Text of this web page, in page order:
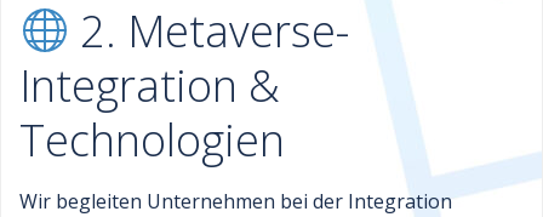
2. Metaverse-
Integration &
Technologien
Wir begleiten Unternehmen bei der Integration